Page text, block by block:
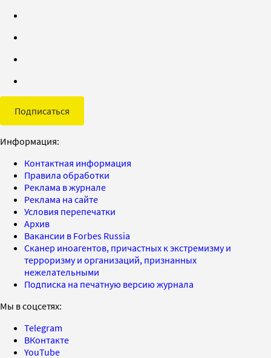
Подписаться
Информация:
Контактная информация
Правила обработки
Реклама в журнале
Реклама на сайте
Условия перепечатки
Архив
Вакансии в Forbes Russia
Сканер иноагентов, причастных к экстремизму и
терроризму и организаций, признанных
нежелательными
Подписка на печатную версию журнала
Мы в соцсетях:
Telegram
ВКонтакте
YouTube